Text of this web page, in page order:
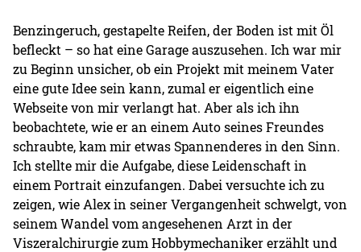
Benzingeruch, gestapelte Reifen, der Boden ist mit Öl
befleckt – so hat eine Garage auszusehen. Ich war mir
zu Beginn unsicher, ob ein Projekt mit meinem Vater
eine gute Idee sein kann, zumal er eigentlich eine
Webseite von mir verlangt hat. Aber als ich ihn
beobachtete, wie er an einem Auto seines Freundes
schraubte, kam mir etwas Spannenderes in den Sinn.
Ich stellte mir die Aufgabe, diese Leidenschaft in
einem Portrait einzufangen. Dabei versuchte ich zu
zeigen, wie Alex in seiner Vergangenheit schwelgt, von
seinem Wandel vom angesehenen Arzt in der
Viszeralchirurgie zum Hobbymechaniker erzählt und